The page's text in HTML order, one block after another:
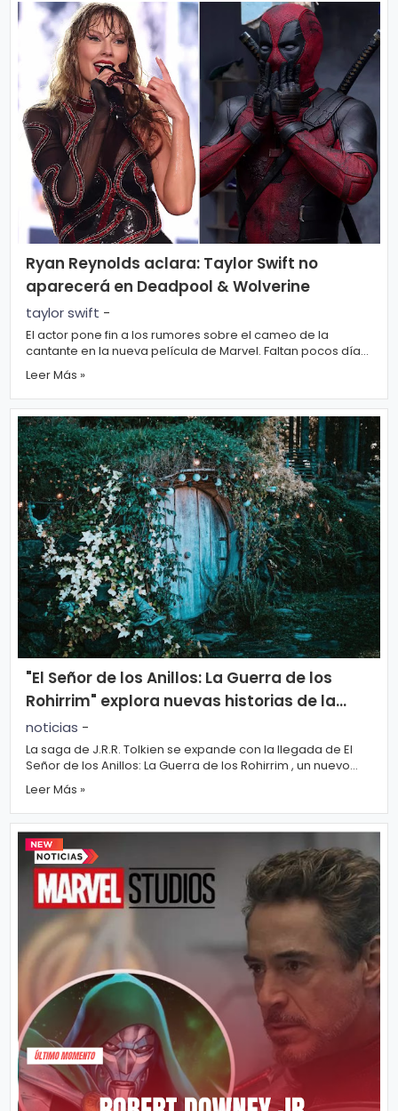
Ryan Reynolds aclara: Taylor Swift no
aparecerá en Deadpool & Wolverine
taylor swift -
El actor pone fin a los rumores sobre el cameo de la
cantante en la nueva película de Marvel. Faltan pocos días
para el estreno de Deadpool ...
Leer Más »
"El Señor de los Anillos: La Guerra de los
Rohirrim" explora nuevas historias de la
Tierra Media
noticias -
La saga de J.R.R. Tolkien se expande con la llegada de El
Señor de los Anillos: La Guerra de los Rohirrim , un nuevo
filme de animación que ...
Leer Más »